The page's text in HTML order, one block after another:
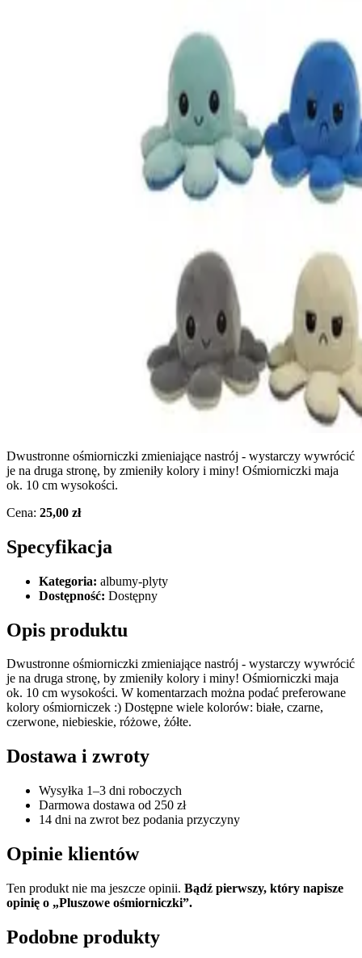
Dwustronne ośmiorniczki zmieniające nastrój - wystarczy wywrócić
je na druga stronę, by zmieniły kolory i miny! Ośmiorniczki maja
ok. 10 cm wysokości.
Cena: 25,00 zł
Specyfikacja
Kategoria: albumy-plyty
Dostępność: Dostępny
Opis produktu
Dwustronne ośmiorniczki zmieniające nastrój - wystarczy wywrócić
je na druga stronę, by zmieniły kolory i miny! Ośmiorniczki maja
ok. 10 cm wysokości. W komentarzach można podać preferowane
kolory ośmiorniczek :) Dostępne wiele kolorów: białe, czarne,
czerwone, niebieskie, różowe, żółte.
Dostawa i zwroty
Wysyłka 1–3 dni roboczych
Darmowa dostawa od 250 zł
14 dni na zwrot bez podania przyczyny
Opinie klientów
Ten produkt nie ma jeszcze opinii. Bądź pierwszy, który napisze
opinię o „Pluszowe ośmiorniczki”.
Podobne produkty